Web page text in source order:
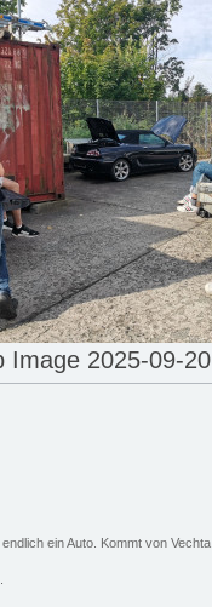
Image 2025-09-
ein Auto. Kommt von